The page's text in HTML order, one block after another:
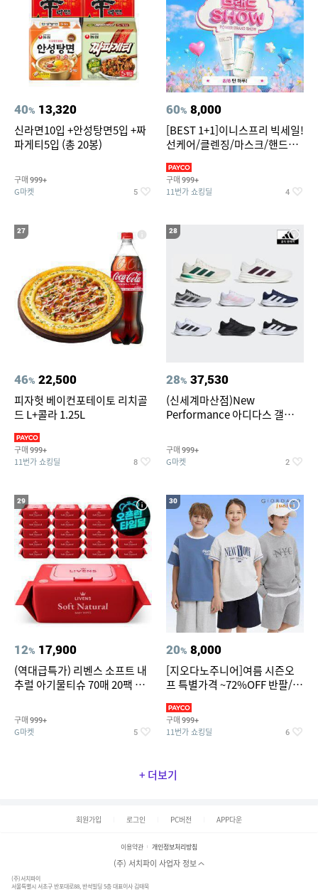
40% 13,320
신라면10입 +안성탕면5입 +짜
파게티5입 (총 20봉)
구매 999+
G마켓 5
60% 8,000
[BEST 1+1]이니스프리 빅세일!
선케어/클렌징/마스크/핸드크
구매 999+
11번가 쇼킹딜 4
27
46% 22,500
피자헛 베이컨포테이토 리치골
드 L+콜라 1.25L
구매 999+
11번가 쇼킹딜 8
28
28% 37,530
(신세계마산점)New
Performance 아디다스 갤럭시
구매 999+
G마켓 2
29
12% 17,900
(역대급특가) 리벤스 소프트 내
추럴 아기물티슈 70매 20팩 캡
구매 999+
G마켓 5
30
20% 8,000
[지오다노주니어]여름 시즌오
프 특별가격 ~72%OFF 반팔/반
구매 999+
11번가 쇼킹딜 6
+ 더보기
회원가입 로그인 PC버전 APP다운
이용약관 개인정보처리방침
(주) 서치파이 사업자 정보
(주)서치파이
서울특별시 서초구 반포대로88, 반석빌딩 5층 대표이사 김태묵